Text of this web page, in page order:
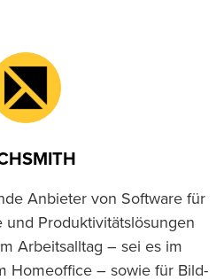
Anbieter von Software für
und Produktivitätslösungen
Arbeitsalltag – sei es im
Homeoffice – sowie für Bild-